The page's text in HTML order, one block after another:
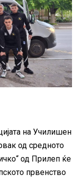
на Училишен
од средното
од Прилеп ќе
првенство